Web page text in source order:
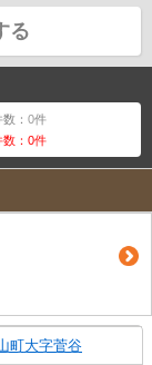
る
数：0件
数：0件
町大字菅谷